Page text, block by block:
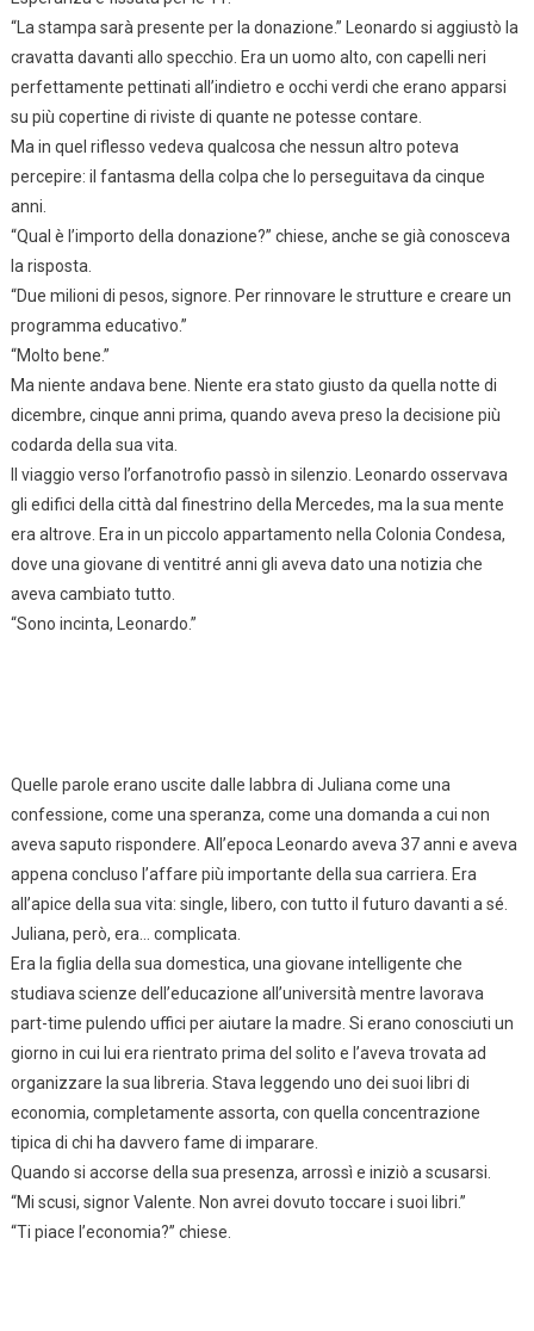
“La stampa sarà presente per la donazione.” Leonardo si aggiustò la
cravatta davanti allo specchio. Era un uomo alto, con capelli neri
perfettamente pettinati all’indietro e occhi verdi che erano apparsi
su più copertine di riviste di quante ne potesse contare.
Ma in quel riflesso vedeva qualcosa che nessun altro poteva
percepire: il fantasma della colpa che lo perseguitava da cinque
anni.
“Qual è l’importo della donazione?” chiese, anche se già conosceva
la risposta.
“Due milioni di pesos, signore. Per rinnovare le strutture e creare un
programma educativo.”
“Molto bene.”
Ma niente andava bene. Niente era stato giusto da quella notte di
dicembre, cinque anni prima, quando aveva preso la decisione più
codarda della sua vita.
Il viaggio verso l’orfanotrofio passò in silenzio. Leonardo osservava
gli edifici della città dal finestrino della Mercedes, ma la sua mente
era altrove. Era in un piccolo appartamento nella Colonia Condesa,
dove una giovane di ventitré anni gli aveva dato una notizia che
aveva cambiato tutto.
“Sono incinta, Leonardo.”
Quelle parole erano uscite dalle labbra di Juliana come una
confessione, come una speranza, come una domanda a cui non
aveva saputo rispondere. All’epoca Leonardo aveva 37 anni e aveva
appena concluso l’affare più importante della sua carriera. Era
all’apice della sua vita: single, libero, con tutto il futuro davanti a sé.
Juliana, però, era… complicata.
Era la figlia della sua domestica, una giovane intelligente che
studiava scienze dell’educazione all’università mentre lavorava
part-time pulendo uffici per aiutare la madre. Si erano conosciuti un
giorno in cui lui era rientrato prima del solito e l’aveva trovata ad
organizzare la sua libreria. Stava leggendo uno dei suoi libri di
economia, completamente assorta, con quella concentrazione
tipica di chi ha davvero fame di imparare.
Quando si accorse della sua presenza, arrossì e iniziò a scusarsi.
“Mi scusi, signor Valente. Non avrei dovuto toccare i suoi libri.”
“Ti piace l’economia?” chiese.